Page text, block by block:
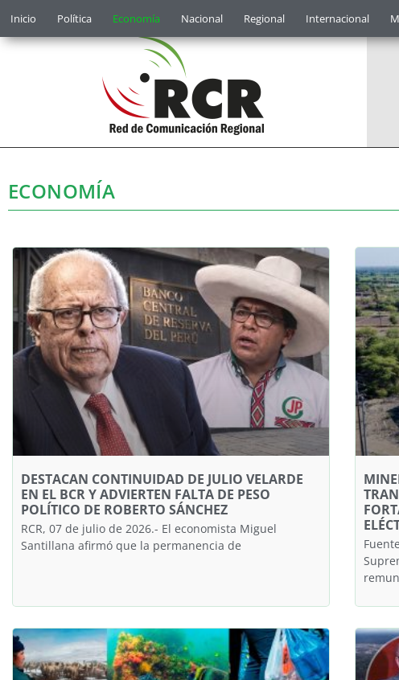
Inicio Política Economía Nacional Regional Internacional
ECONOMÍA
DESTACAN CONTINUIDAD DE JULIO VELARDE
EN EL BCR Y ADVIERTEN FALTA DE PESO
POLÍTICO DE ROBERTO SÁNCHEZ
RCR, 07 de julio de 2026.- El economista Miguel
Santillana afirmó que la permanencia de